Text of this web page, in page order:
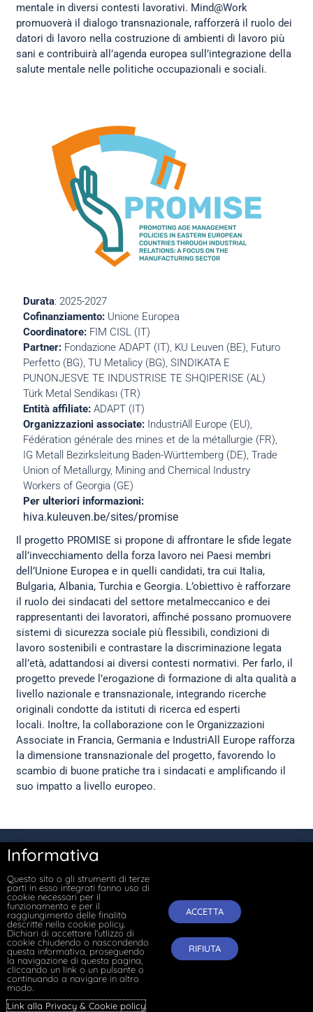
mentale in diversi contesti lavorativi. Mind@Work
promuoverà il dialogo transnazionale, rafforzerà il ruolo dei
datori di lavoro nella costruzione di ambienti di lavoro più
sani e contribuirà all’agenda europea sull’integrazione della
salute mentale nelle politiche occupazionali e sociali.
Durata: 2025-2027
Cofinanziamento: Unione Europea
Coordinatore: FIM CISL (IT)
Partner: Fondazione ADAPT (IT), KU Leuven (BE), Futuro
Perfetto (BG), TU Metalicy (BG), SINDIKATA E
PUNONJESVE TE INDUSTRISE TE SHQIPERISE (AL)
Türk Metal Sendikası (TR)
Entità affiliate:ADAPT (IT)
Organizzazioni associate: IndustriAll Europe (EU),
Fédération générale des mines et de la métallurgie (FR),
IG Metall Bezirksleitung Baden-Württemberg (DE), Trade
Union of Metallurgy, Mining and Chemical Industry
Workers of Georgia (GE)
Per ulteriori informazioni:
hiva.kuleuven.be/sites/promise
Il progetto PROMISE si propone di affrontare le sfide legate
all’invecchiamento della forza lavoro nei Paesi membri
dell’Unione Europea e in quelli candidati, tra cui Italia,
Bulgaria, Albania, Turchia e Georgia. L’obiettivo è rafforzare
il ruolo dei sindacati del settore metalmeccanico e dei
rappresentanti dei lavoratori, affinché possano promuovere
sistemi di sicurezza sociale più flessibili, condizioni di
lavoro sostenibili e contrastare la discriminazione legata
all’età, adattandosi ai diversi contesti normativi. Per farlo, il
progetto prevede l’erogazione di formazione di alta qualità a
livello nazionale e transnazionale, integrando ricerche
originali condotte da istituti di ricerca ed esperti
locali. Inoltre, la collaborazione con le Organizzazioni
Associate in Francia, Germania e IndustriAll Europe rafforza
la dimensione transnazionale del progetto, favorendo lo
scambio di buone pratiche tra i sindacati e amplificando il
suo impatto a livello europeo.
All rights reserved.
Contatti:segreteria@fondazioneadapt.it
Privacy Policy
Informativa
Questo sito o gli strumenti di terze
parti in esso integrati fanno uso di
cookie necessari per il
funzionamento e per il
raggiungimento delle finalità
descritte nella cookie policy.
Dichiari di accettare l'utlizzo di
cookie chiudendo o nascondendo
questa informativa, proseguendo
la navigazione di questa pagina,
cliccando un link o un pulsante o
continuando a navigare in altro
modo.
Link alla Privacy & Cookie policy.
ACCETTA
RIFIUTA